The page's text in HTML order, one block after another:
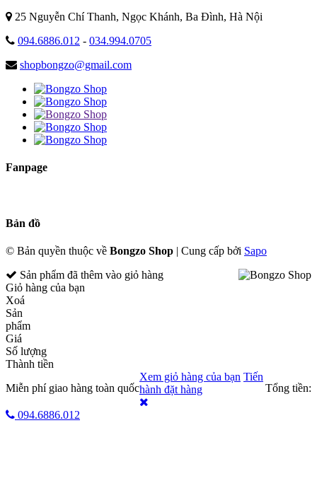
25 Nguyễn Chí Thanh, Ngọc Khánh, Ba Đình, Hà Nội
094.6886.012 - 034.994.0705
shopbongzo@gmail.com
Fanpage
Bản đồ
© Bản quyền thuộc về Bongzo Shop | Cung cấp bởi Sapo
Sản phẩm đã thêm vào giỏ hàng
Giỏ hàng của bạn
Xoá
Sản
phẩm
Giá
Số lượng
Thành tiền
Miễn phí giao hàng toàn quốc
Tổng tiền:
Xem giỏ hàng của bạn Tiến
hành đặt hàng
094.6886.012